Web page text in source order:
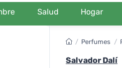
Salud Hogar
/ Perfumes /
Salvador Dalí